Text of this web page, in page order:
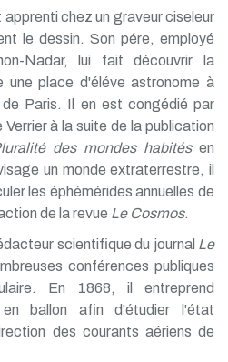
apprenti chez un graveur ciseleur
le dessin. Son pére, employé
Nadar, lui fait découvrir la
une place d'éléve astronome à
de Paris. Il en est congédié par
à la suite de la publication
des mondes habitésen
un monde extraterrestre, il
les éphémérides annuelles de
de la revue Le Cosmos.
scientifique du journal Le
conférences publiques
En 1868, il entreprend
en ballon afin d'étudier l'état
des courants aériens de